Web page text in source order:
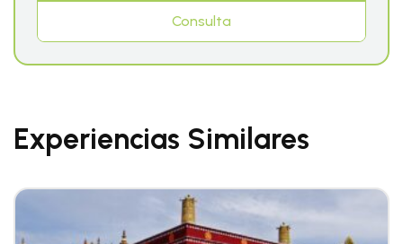
Consulta
Experiencias Similares